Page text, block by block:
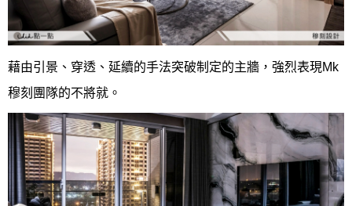
藉由引景、穿透、延續的手法突破制定的主牆，強烈表現Mk
穆刻團隊的不將就。